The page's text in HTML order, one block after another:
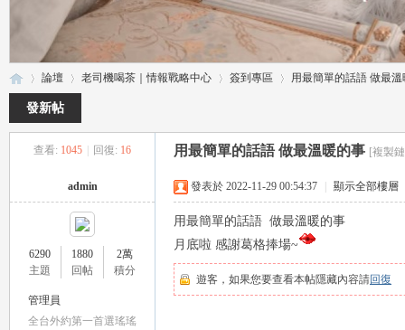
論壇
›
老司機喝茶｜情報戰略中心
›
簽到專區
›
用最簡單的話語 做最溫
發新帖
查看: 1045 回復: 16 用最簡單的話語 做最溫暖的事 [複製
admin
6290
主題
1880
回帖
2萬
積分
管理員
全台外約第一首選瑤瑤
發表於 2022-11-29 00:54:37 顯示全部樓層
用最簡單的話語 做最溫暖的事
月底啦 感謝葛格捧場~
遊客，如果您要查看本帖隱藏內容請回復